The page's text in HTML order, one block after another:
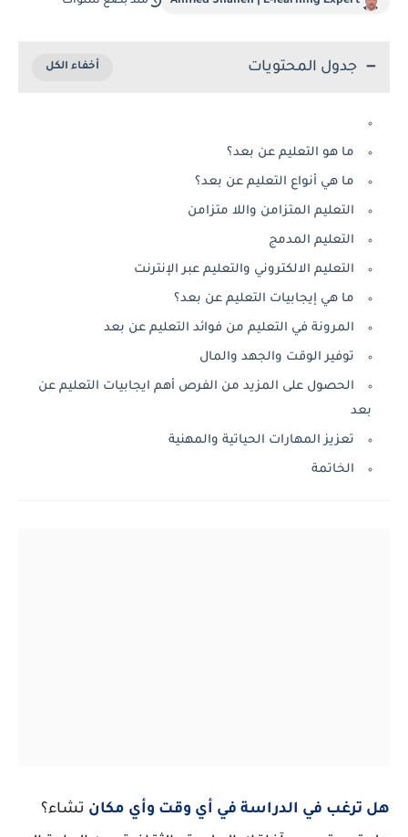
جدول المحتويات
ما هو التعليم عن بعد؟
ما هي أنواع التعليم عن بعد؟
التعليم المتزامن واللا متزامن
التعليم المدمج
التعليم الالكتروني والتعليم عبر الإنترنت
ما هي إيجابيات التعليم عن بعد؟
المرونة في التعليم من فوائد التعليم عن بعد
توفير الوقت والجهد والمال
الحصول على المزيد من الفرص أهم ايجابيات التعليم عن
بعد
تعزيز المهارات الحياتية والمهنية
الخاتمة
هل ترغب في الدراسة في أي وقت وأي مكان تشاء؟